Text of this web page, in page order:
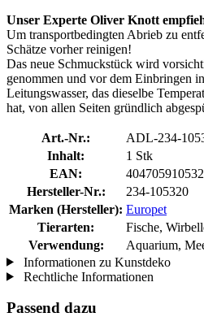
Unser Experte Oliver Knott
Um transportbedingten Abrieb zu
Schätze vorher reinigen!
Das neue Schmuckstück wird
genommen und vor dem Einbringen
Leitungswasser, das dieselbe
hat, von allen Seiten gründlich
Art.-Nr.:
ADL-234-
Inhalt:
1 Stk
EAN:
Hersteller-Nr.:
234-105320
Marken (Hersteller): Europet
Tierarten:
Fische,
Verwendung:
Aquarium,
Informationen zu Kunstdeko
Rechtliche Informationen
Passend dazu